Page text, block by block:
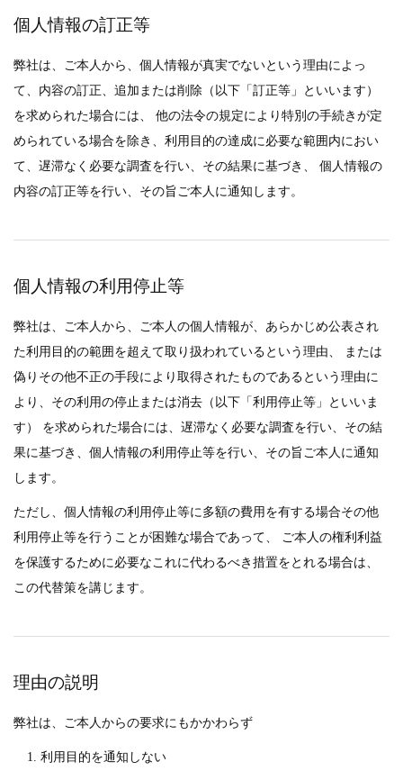
個人情報の訂正等
弊社は、ご本人から、個人情報が真実でないという理由によっ
て、内容の訂正、追加または削除（以下「訂正等」といいます）
を求められた場合には、 他の法令の規定により特別の手続きが定
められている場合を除き、利用目的の達成に必要な範囲内におい
て、遅滞なく必要な調査を行い、その結果に基づき、 個人情報の
内容の訂正等を行い、その旨ご本人に通知します。
個人情報の利用停止等
弊社は、ご本人から、ご本人の個人情報が、あらかじめ公表され
た利用目的の範囲を超えて取り扱われているという理由、 または
偽りその他不正の手段により取得されたものであるという理由に
より、その利用の停止または消去（以下「利用停止等」といいま
す） を求められた場合には、遅滞なく必要な調査を行い、その結
果に基づき、個人情報の利用停止等を行い、その旨ご本人に通知
します。
ただし、個人情報の利用停止等に多額の費用を有する場合その他
利用停止等を行うことが困難な場合であって、 ご本人の権利利益
を保護するために必要なこれに代わるべき措置をとれる場合は、
この代替策を講じます。
理由の説明
弊社は、ご本人からの要求にもかかわらず
利用目的を通知しない